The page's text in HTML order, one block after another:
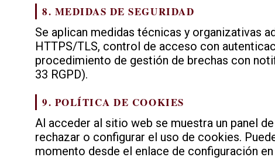
8. MEDIDAS DE SEGURIDAD
Se aplican medidas técnicas y organizativas
HTTPS/TLS, control de acceso con
procedimiento de gestión de brechas con
33 RGPD).
9. POLÍTICA DE COOKIES
Al acceder al sitio web se muestra un panel
rechazar o configurar el uso de cookies.
momento desde el enlace de configuración